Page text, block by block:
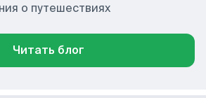
о путешествиях
Читать блог